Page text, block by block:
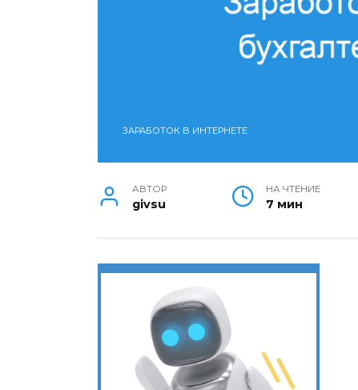
ЗАРАБОТОК В ИНТЕРНЕТЕ
АВТОР
givsu
НА ЧТЕНИЕ
7 мин